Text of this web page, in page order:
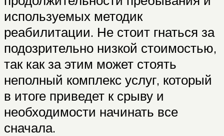
используемых методик
реабилитации. Не стоит гнаться за
подозрительно низкой стоимостью,
так как за этим может стоять
неполный комплекс услуг, который
в итоге приведет к срыву и
необходимости начинать все
сначала.